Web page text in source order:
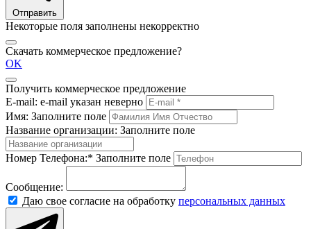
Отправить
Некоторые поля заполнены некорректно
Скачать коммерческое предложение?
OK
Получить коммерческое предложение
E-mail: e-mail указан неверно
Имя: Заполните поле
Название организации: Заполните поле
Номер Телефона:* Заполните поле
Сообщение:
Даю свое согласие на обработку персональных данных